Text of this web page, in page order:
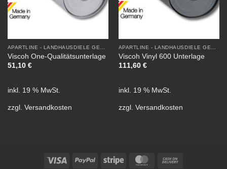
Viscoh One-Qualitätsunterlage
51,10 €
inkl. 19 % MwSt.
zzgl. Versandkosten
Viscoh Vinyl 600 Unterlage
111,60 €
inkl. 19 % MwSt.
zzgl. Versandkosten
Visa PayPal Stripe MasterCard